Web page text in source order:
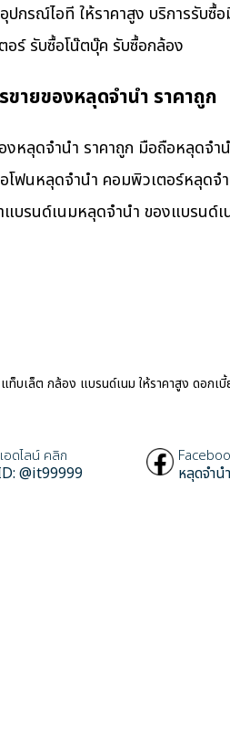
ปกรณ์ไอที ให้ราคาสูง บริการรับซื้
อร์ รับซื้อโน๊ตบุ๊ค รับซื้อกล้อง
ขายของหลุดจำนำ ราคาถูก
งหลุดจำนำ ราคาถูก มือถือหลุดจำ
โฟนหลุดจำนำ คอมพิวเตอร์หลุด
แบรนด์เนมหลุดจำนำ ของแบรนด์
บเล็ต กล้อง แบรนด์เนม ให้ราคาสูง ดอกเบี้
อดไลน์ คลิก
@it99999 หลุดจำน